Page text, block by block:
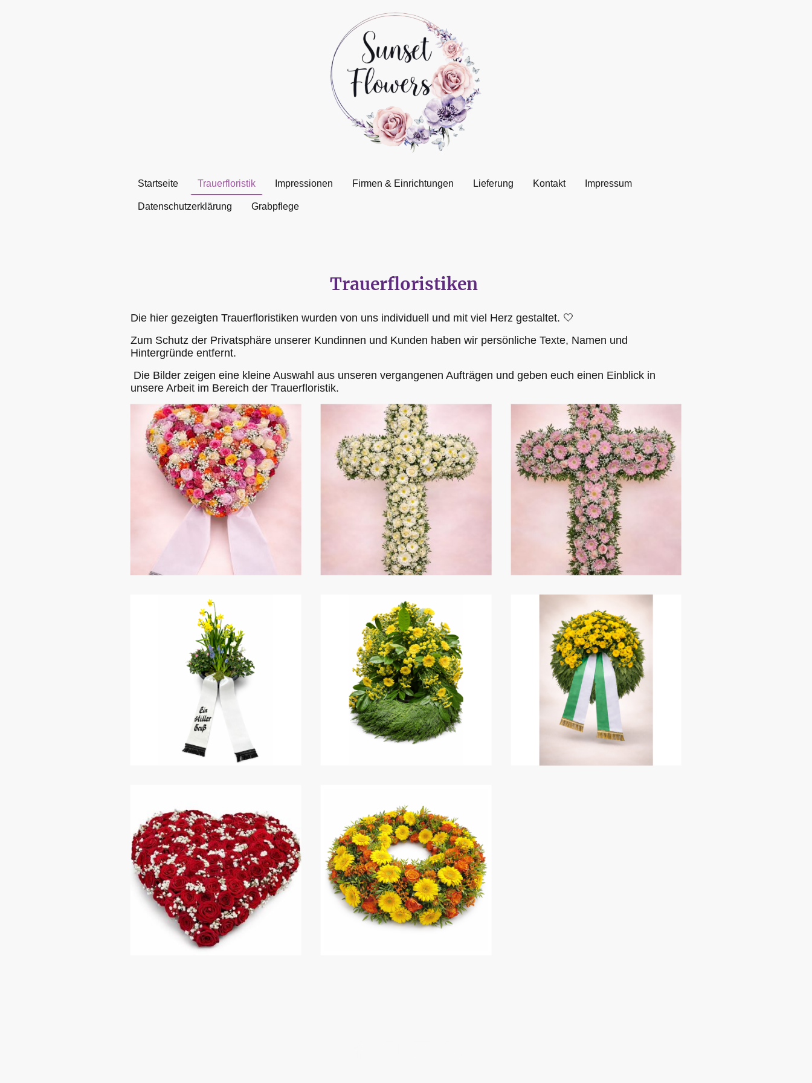
Startseite Trauerfloristik Impressionen Firmen & Einrichtungen Lieferung Kontakt Impressum
Datenschutzerklärung Grabpflege
Trauerfloristiken
Die hier gezeigten Trauerfloristiken wurden von uns individuell und mit viel Herz gestaltet. 🤍
Zum Schutz der Privatsphäre unserer Kundinnen und Kunden haben wir persönliche Texte, Namen und
Hintergründe entfernt.
Die Bilder zeigen eine kleine Auswahl aus unseren vergangenen Aufträgen und geben euch einen Einblick in
unsere Arbeit im Bereich der Trauerfloristik.